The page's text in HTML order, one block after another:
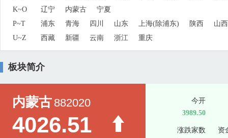
K~O
辽宁 内蒙古
宁夏
P~T
浦东 青海 四川 山东 上海(除浦东) 陕西
山西
U~Z
西藏 新疆 云南 浙江 重庆
板块简介
内蒙古 882020
4026.51
今开
3989.50
涨跌家数
资